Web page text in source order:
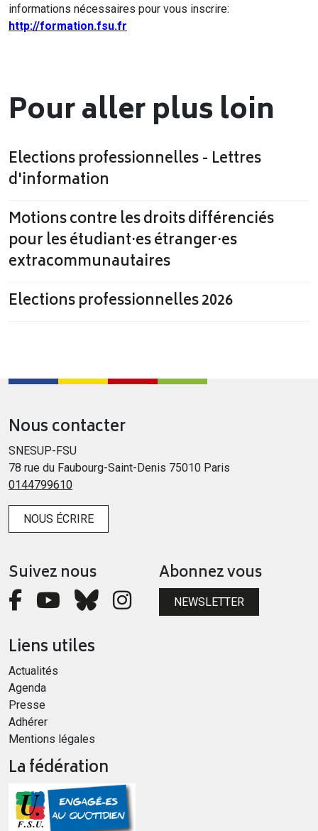
informations nécessaires pour vous inscrire:
http://formation.fsu.fr
Pour aller plus loin
Elections professionnelles - Lettres
d'information
Motions contre les droits différenciés
pour les étudiant·es étranger·es
extracommunautaires
Elections professionnelles 2026
Nous contacter
SNESUP-FSU
78 rue du Faubourg-Saint-Denis 75010 Paris
0144799610
NOUS ÉCRIRE
Suivez nous Abonnez vous
NEWSLETTER
Liens utiles
Actualités
Agenda
Presse
Adhérer
Mentions légales
La fédération